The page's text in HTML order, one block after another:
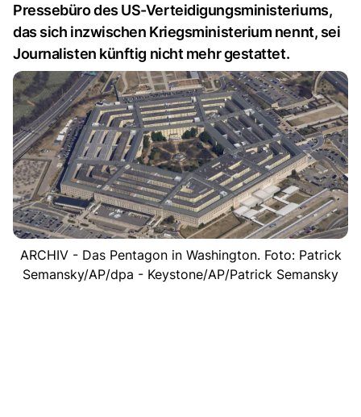
Pressebüro des US-Verteidigungsministeriums,
das sich inzwischen Kriegsministerium nennt, sei
Journalisten künftig nicht mehr gestattet.
ARCHIV - Das Pentagon in Washington. Foto: Patrick
Semansky/AP/dpa - Keystone/AP/Patrick Semansky